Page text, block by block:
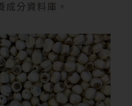
成分資料庫。